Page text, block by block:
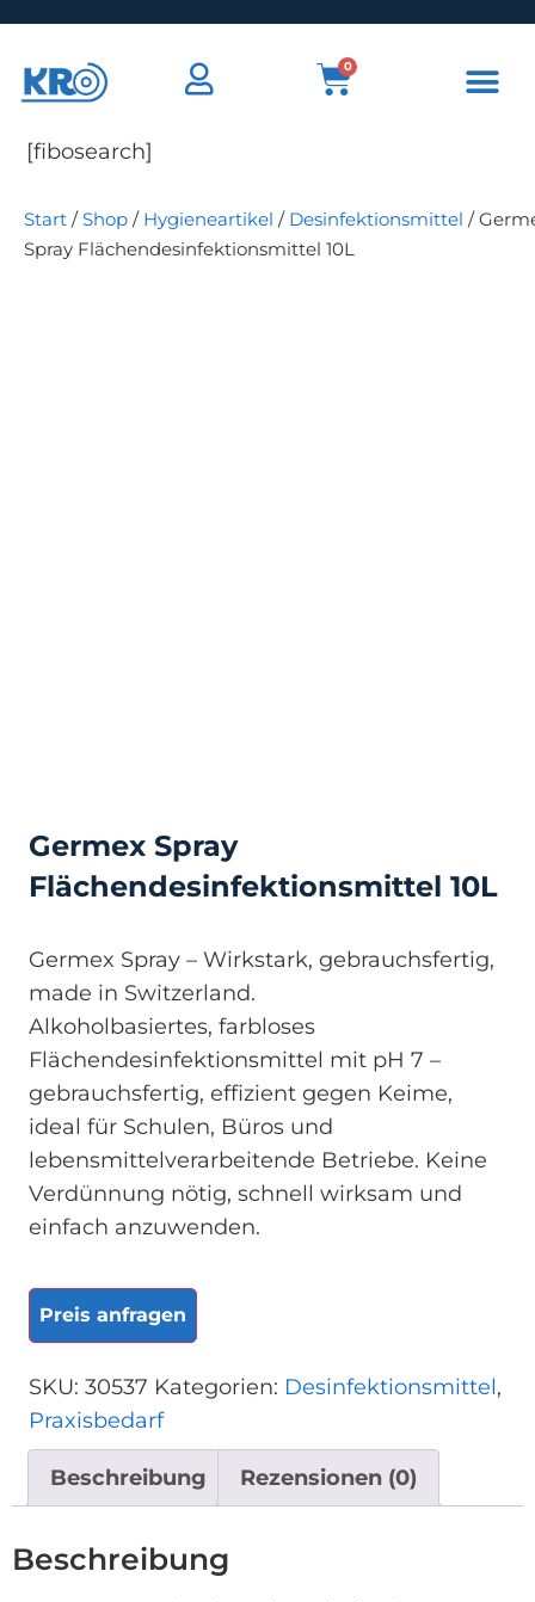
0
[fibosearch]
Start /Shop / Hygieneartikel / Desinfektionsmittel /
Spray Flächendesinfektionsmittel 10L
Germex Spray
Flächendesinfektionsmittel 10L
Germex Spray – Wirkstark, gebrauchsfertig,
made in Switzerland.
Alkoholbasiertes, farbloses
Flächendesinfektionsmittel mit pH 7 –
gebrauchsfertig, effizient gegen Keime,
ideal für Schulen, Büros und
lebensmittelverarbeitende Betriebe. Keine
Verdünnung nötig, schnell wirksam und
einfach anzuwenden.
Preis anfragen
SKU: 30537 Kategorien: Desinfektionsmittel,
Praxisbedarf
Beschreibung Rezensionen (0)
Beschreibung